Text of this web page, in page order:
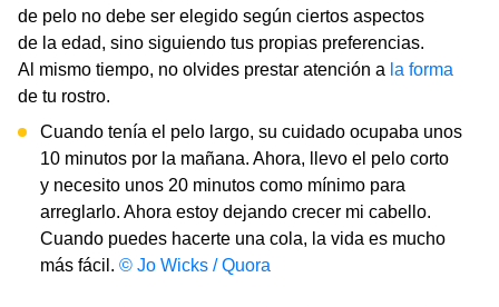
de pelo no debe ser elegido según ciertos aspectos
de la edad, sino siguiendo tus propias preferencias.
Al mismo tiempo, no olvides prestar atención a la forma
de tu rostro.
Cuando tenía el pelo largo, su cuidado ocupaba unos
10 minutos por la mañana. Ahora, llevo el pelo corto
y necesito unos 20 minutos como mínimo para
arreglarlo. Ahora estoy dejando crecer mi cabello.
Cuando puedes hacerte una cola, la vida es mucho
más fácil. © Jo Wicks / Quora